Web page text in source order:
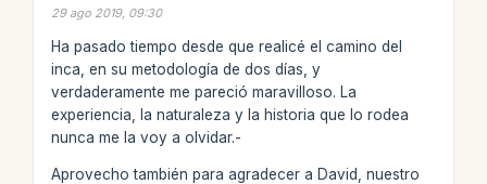
29 ago 2019, 09:30
Ha pasado tiempo desde que realicé el camino del
inca, en su metodología de dos días, y
verdaderamente me pareció maravilloso. La
experiencia, la naturaleza y la historia que lo rodea
nunca me la voy a olvidar.-
Aprovecho también para agradecer a David, nuestro